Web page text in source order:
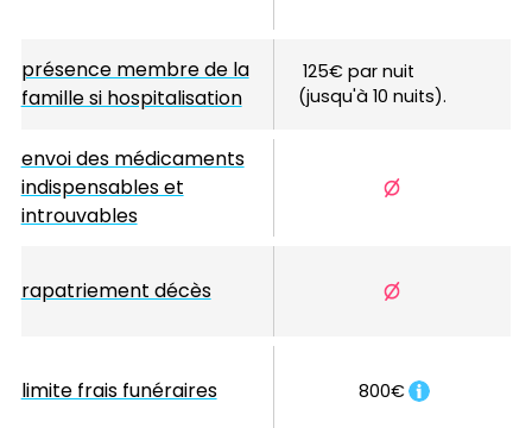
présence membre de la
famille si hospitalisation
125€ par nuit
(jusqu'à 10 nuits).
envoi des médicaments
indispensables et
introuvables
rapatriement décès
limite frais funéraires 800€